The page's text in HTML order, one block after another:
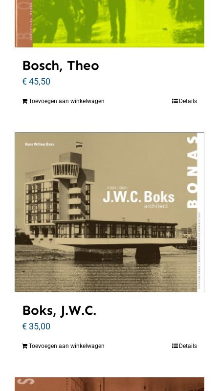
Bosch, Theo
€45,50
Toevoegen aan winkelwagen Details
Boks, J.W.C.
€35,00
Toevoegen aan winkelwagen Details